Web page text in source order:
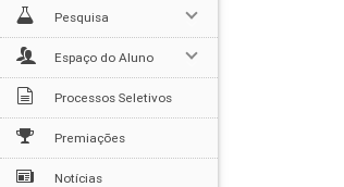
Pesquisa
Espaço do Aluno
Processos Seletivos
Premiações
Notícias